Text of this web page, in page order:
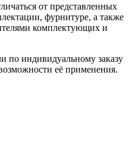
от представленных
фурнитуре, а также
комплектующих и
по индивидуальному заказу
её применения.